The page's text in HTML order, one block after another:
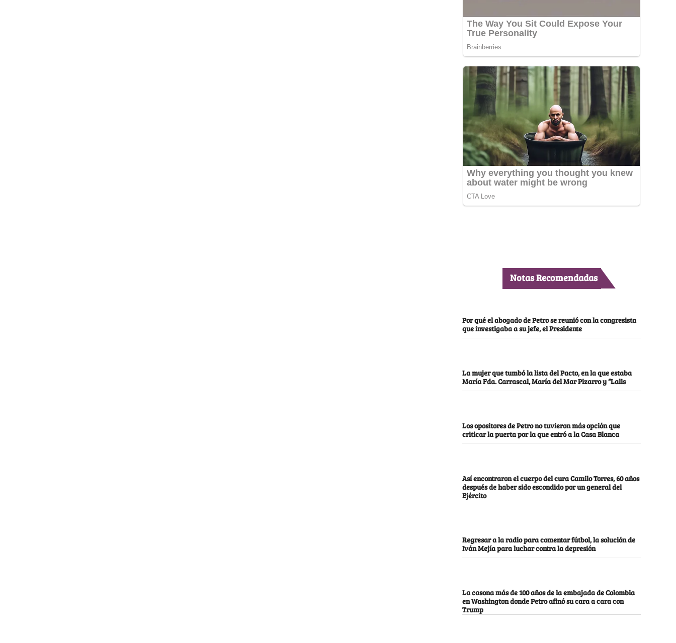
Notas Recomendadas
Por qué el abogado de Petro se reunió con la congresista
que investigaba a su jefe, el Presidente
La mujer que tumbó la lista del Pacto, en la que estaba
María Fda. Carrascal, María del Mar Pizarro y “Lalis
Los opositores de Petro no tuvieron más opción que
criticar la puerta por la que entró a la Casa Blanca
Así encontraron el cuerpo del cura Camilo Torres, 60 años
después de haber sido escondido por un general del
Ejército
Regresar a la radio para comentar fútbol, la solución de
Iván Mejía para luchar contra la depresión
La casona más de 100 años de la embajada de Colombia
en Washington donde Petro afinó su cara a cara con
Trump